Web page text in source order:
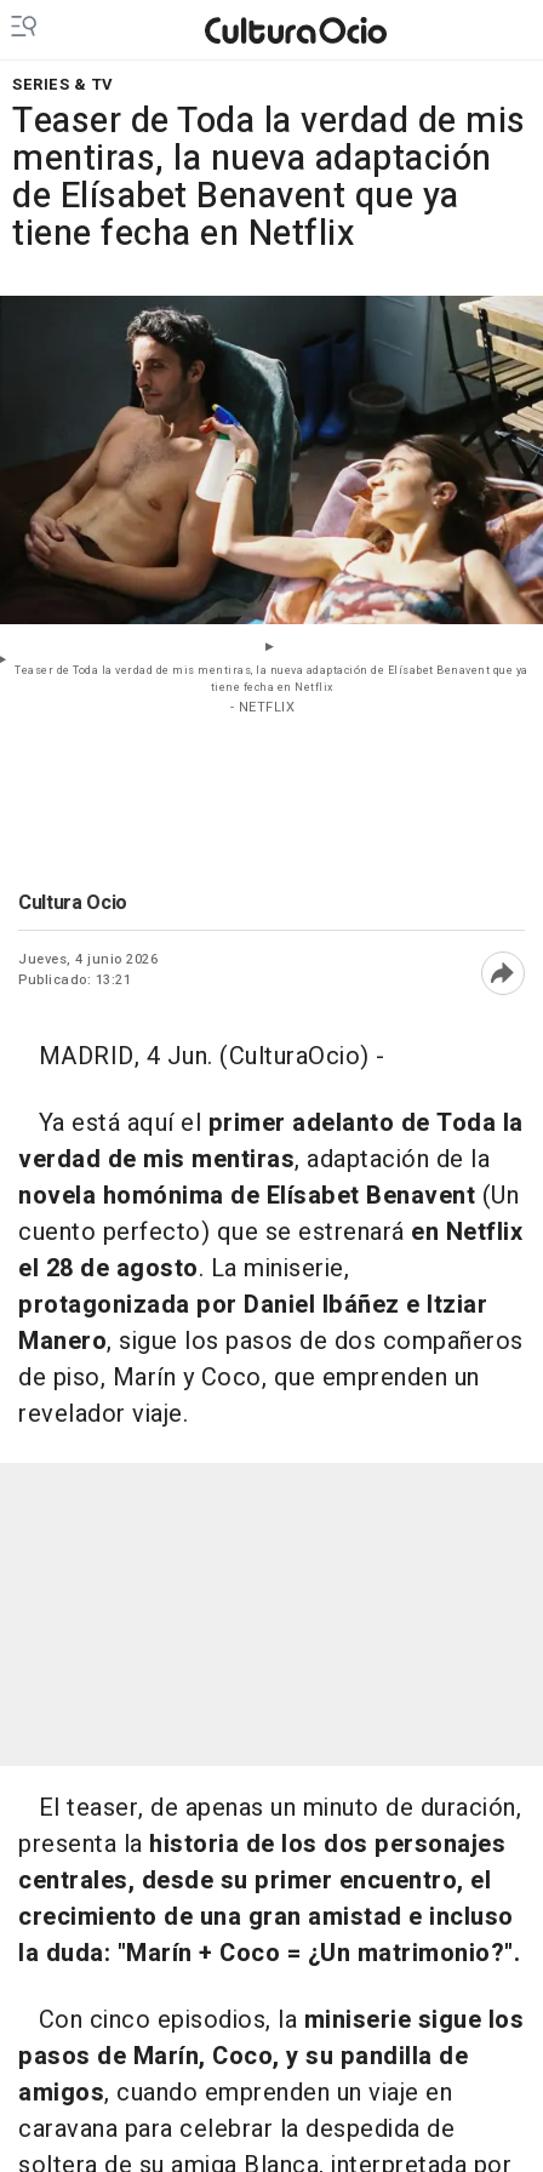
SERIES & TV
Teaser de Toda la verdad de mis
mentiras, la nueva adaptación
de Elísabet Benavent que ya
tiene fecha en Netflix
Teaser de Toda la verdad de mis mentiras, la nueva adaptación de Elísabet Benavent que ya
tiene fecha en Netflix
- NETFLIX
Cultura Ocio
Jueves, 4 junio 2026
Publicado: 13:21
MADRID, 4 Jun. (CulturaOcio) -
Ya está aquí el primer adelanto de Toda la
verdad de mis mentiras, adaptación de la
novela homónima de Elísabet Benavent (Un
cuento perfecto) que se estrenará en Netflix
el 28 de agosto. La miniserie,
protagonizada por Daniel Ibáñez e Itziar
Manero, sigue los pasos de dos compañeros
de piso, Marín y Coco, que emprenden un
revelador viaje.
El teaser, de apenas un minuto de duración,
presenta la historia de los dos personajes
centrales, desde su primer encuentro, el
crecimiento de una gran amistad e incluso
la duda: "Marín + Coco = ¿Un matrimonio?".
Con cinco episodios, la miniserie sigue los
pasos de Marín, Coco, y su pandilla de
amigos, cuando emprenden un viaje en
caravana para celebrar la despedida de